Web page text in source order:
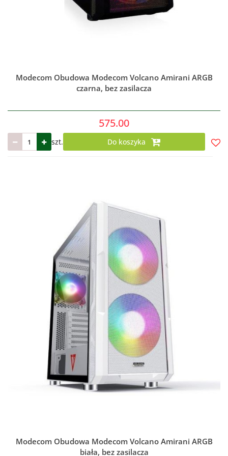
Modecom Obudowa Modecom Volcano Amirani ARGB
czarna, bez zasilacza
575.00
szt. Do koszyka
Modecom Obudowa Modecom Volcano Amirani ARGB
biała, bez zasilacza